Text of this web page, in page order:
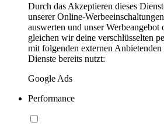
Durch das Akzeptieren dieses
unserer Online-
auswerten und unser Werbeangebot
gleichen wir deine verschlüsselten
mit folgenden externen Anbietenden
Dienste bereits nutzt:
Google Ads
Performance